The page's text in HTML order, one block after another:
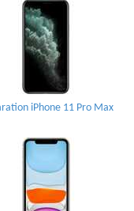
iPhone 11 Pro Max